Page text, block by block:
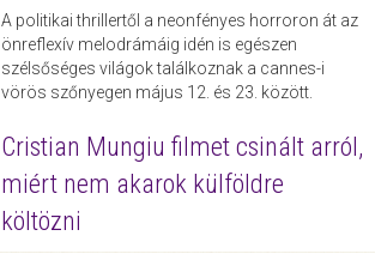
A politikai thrillertől a neonfényes horroron át az
önreflexív melodrámáig idén is egészen
szélsőséges világok találkoznak a cannes-i
vörös szőnyegen május 12. és 23. között.
Cristian Mungiu filmet csinált arról,
miért nem akarok külföldre
költözni